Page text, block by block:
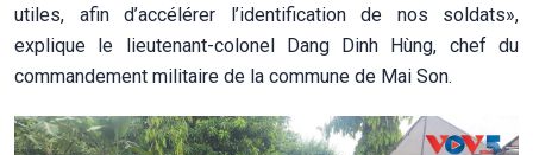
utiles, afin d’accélérer l’identification de nos soldats»,
explique le lieutenant-colonel Dang Dinh Hùng, chef du
commandement militaire de la commune de Mai Son.